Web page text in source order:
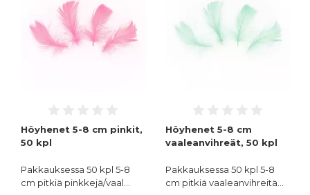
Höyhenet 5-8 cm pinkit,
50 kpl
Pakkauksessa 50 kpl 5-8
cm pitkiä pinkkejä/vaal…
Höyhenet 5-8 cm
vaaleanvihreät, 50 kpl
Pakkauksessa 50 kpl 5-8
cm pitkiä vaaleanvihreitä…